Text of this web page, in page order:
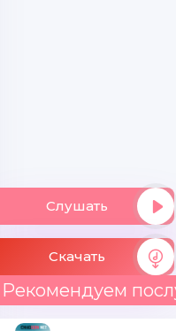
Слушать
Скачать
Рекомендуем